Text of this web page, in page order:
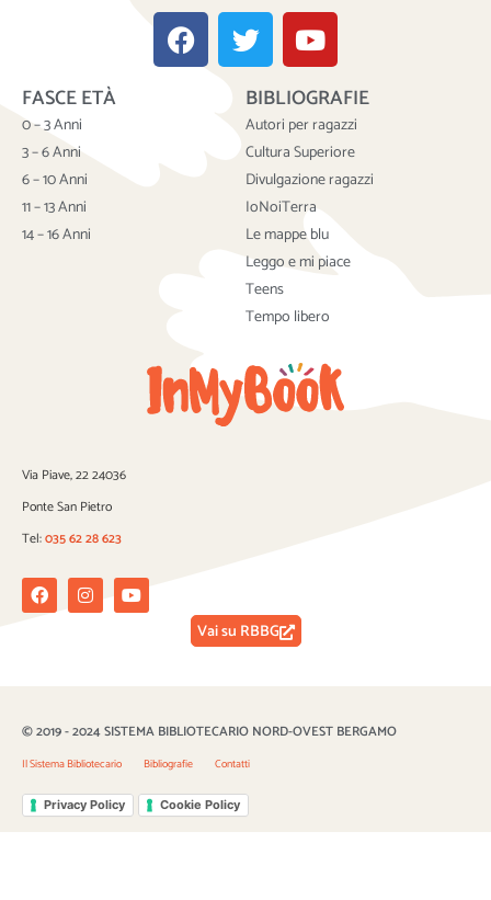
F
a
c
T
w
i
t
t
e
r
Y
o
u
t
u
b
e
FASCE ETÀ
0 – 3 Anni
3 – 6 Anni
6 – 10 Anni
11 – 13 Anni
14 – 16 Anni
BIBLIOGRAFIE
Autori per ragazzi
Cultura Superiore
Divulgazione ragazzi
IoNoiTerra
Le mappe blu
Leggo e mi piace
Teens
Tempo libero
Via Piave, 22 24036
Ponte San Pietro
Tel:035 62 28 623
FacebookInstagramYoutube
Vai su RBBG
© 2019 - 2024 SISTEMA BIBLIOTECARIO NORD-OVEST BERGAMO
Il Sistema Bibliotecario Bibliografie Contatti
Privacy Policy Cookie Policy